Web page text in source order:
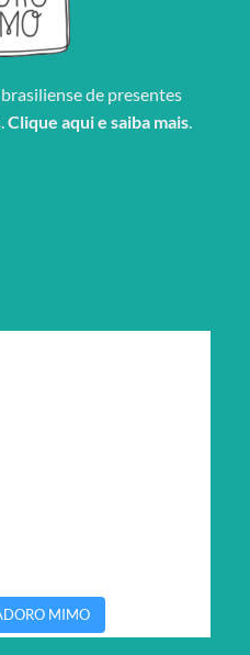
de presentes
Clique aqui e saiba mais.
MIMO